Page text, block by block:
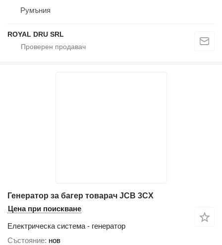
Румъния
ROYAL DRU SRL
Генератор за багер товарач JCB 3CX
Цена при поискване
Електрическа система - генератор
Състояние нов